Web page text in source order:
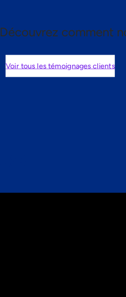
Découvrez comment
Voir tous les témoignages clients